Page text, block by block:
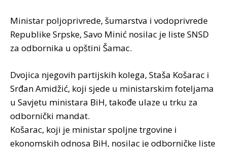
Ministar poljoprivrede, šumarstva i vodoprivrede
Republike Srpske, Savo Minić nosilac je liste SNSD
za odbornika u opštini Šamac.
Dvojica njegovih partijskih kolega, Staša Košarac i
Srđan Amidžić, koji sjede u ministarskim foteljama
u Savjetu ministara BiH, takođe ulaze u trku za
odbornički mandat.
Košarac, koji je ministar spoljne trgovine i
ekonomskih odnosa BiH, nosilac je odborničke liste